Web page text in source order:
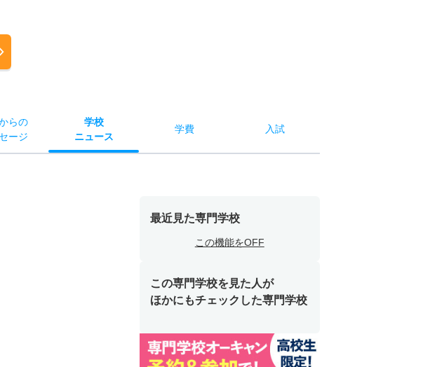
らの
ージ
学校
ニュース
学費 入試
最近見た専門学校
この機能をOFF
この専門学校を見た人が
ほかにもチェックした専門学校